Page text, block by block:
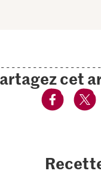
cet